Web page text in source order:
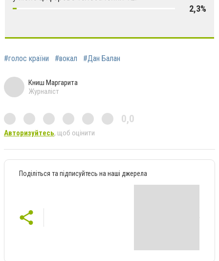
2,3%
#голос країни #вокал #Дан Балан
Книш Маргарита
Журналіст
0,0
Авторизуйтесь, щоб оцінити
Поділіться та підписуйтесь на наші джерела